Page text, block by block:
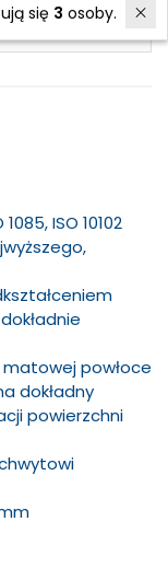
Chromowane
ISO 10102
powłoce
dokładny
powierzchni
się 3 osoby.